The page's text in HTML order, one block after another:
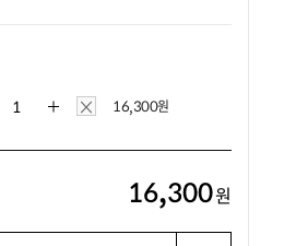
× 16,300원
16,300원